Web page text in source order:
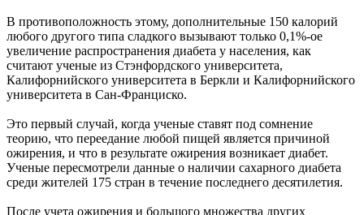
В противоположность этому, дополнительные 150 калорий
любого другого типа сладкого вызывают только 0,1%-ое
увеличение распространения диабета у населения, как
считают ученые из Стэнфордского университета,
Калифорнийского университета в Беркли и Калифорнийского
университета в Сан-Франциско.
Это первый случай, когда ученые ставят под сомнение
теорию, что переедание любой пищей является причиной
ожирения, и что в результате ожирения возникает диабет.
Ученые пересмотрели данные о наличии сахарного диабета
среди жителей 175 стран в течение последнего десятилетия.
После учета ожирения и большого множества других